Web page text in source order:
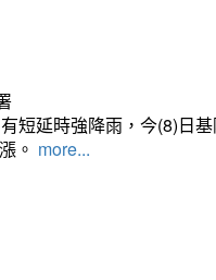
短延時強降雨，今(8)日
。 more...